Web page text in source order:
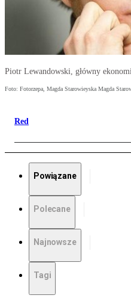
Piotr Lewandowski, główny
Foto: Fotorzepa, Magda Starowieyska Magda
Red
Powiązane
Polecane
Najnowsze
Tagi